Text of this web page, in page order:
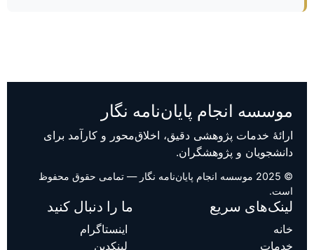
موسسه انجام پایان‌نامه نگار
ارائهٔ خدمات پژوهشی دقیق، اخلاق‌محور و کارآمد برای
دانشجویان و پژوهشگران.
© 2025 موسسه انجام پایان‌نامه نگار — تمامی حقوق محفوظ
است.
لینک‌های سریع
خانه
خدمات
ما را دنبال کنید
اینستاگرام
لینکدین